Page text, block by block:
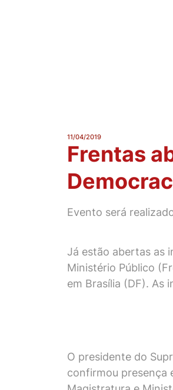
11/04/2019
Frentas
Evento será
Já estão abertas as
Ministério Público
em Brasília (DF). As
O presidente do
confirmou presença